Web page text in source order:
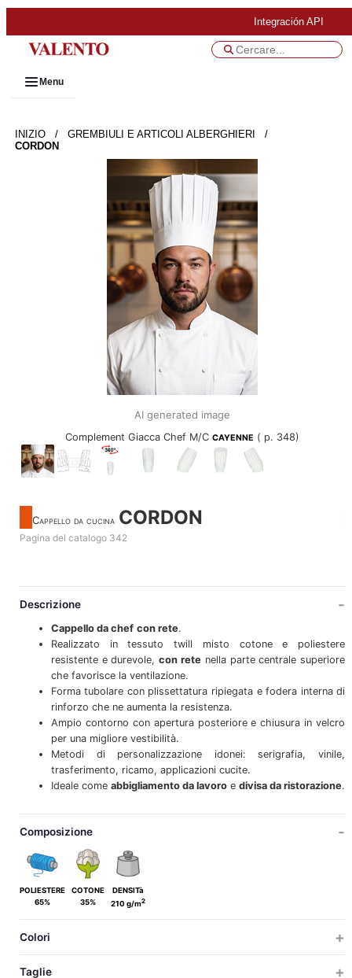
Integración API
Menu
INIZIO / GREMBIULI E ARTICOLI ALBERGHIERI
/
CORDON
AI generated image
Complement Giacca Chef M/C CAYENNE ( p. 348)
Cappello da cucina CORDON
Pagina del catalogo 342
Descrizione
Cappello da chef con rete.
Realizzato in tessuto twill misto cotone e poliestere
resistente e durevole,con rete nella parte centrale superiore
che favorisce la ventilazione.
Forma tubolare con plissettatura ripiegata e fodera interna di
rinforzo che ne aumenta la resistenza.
Ampio contorno con apertura posteriore e chiusura in velcro
per una migliore vestibilità.
Metodi di personalizzazione idonei: serigrafia, vinile,
trasferimento, ricamo, applicazioni cucite.
Ideale come abbigliamento da lavoroe divisa da ristorazione.
Composizione
POLIESTERE
65%
COTONE
35%
DENSITà
210 g/m2
Colori
Taglie